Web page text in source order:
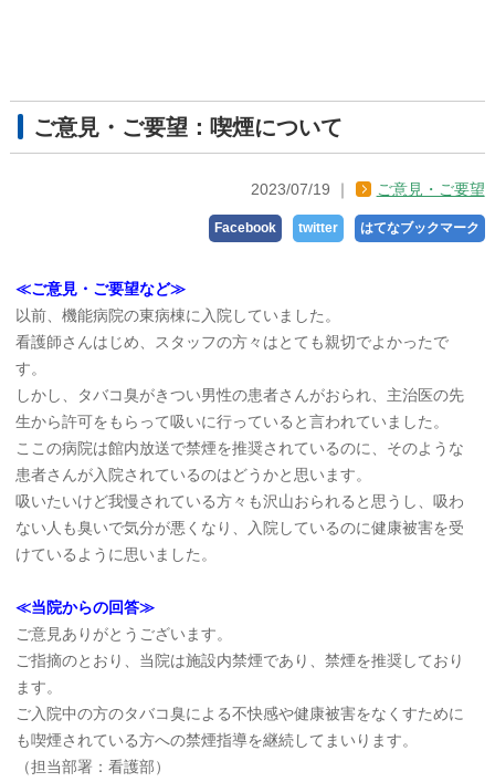
ご意見・ご要望：喫煙について
2023/07/19 ご意見・ご要望
Facebook twitter はてなブックマーク
≪ご意見・ご要望など≫
以前、機能病院の東病棟に入院していました。
看護師さんはじめ、スタッフの方々はとても親切でよかったで
す。
しかし、タバコ臭がきつい男性の患者さんがおられ、主治医の先
生から許可をもらって吸いに行っていると言われていました。
ここの病院は館内放送で禁煙を推奨されているのに、そのような
患者さんが入院されているのはどうかと思います。
吸いたいけど我慢されている方々も沢山おられると思うし、吸わ
ない人も臭いで気分が悪くなり、入院しているのに健康被害を受
けているように思いました。
≪当院からの回答≫
ご意見ありがとうございます。
ご指摘のとおり、当院は施設内禁煙であり、禁煙を推奨しており
ます。
ご入院中の方のタバコ臭による不快感や健康被害をなくすために
も喫煙されている方への禁煙指導を継続してまいります。
（担当部署：看護部）